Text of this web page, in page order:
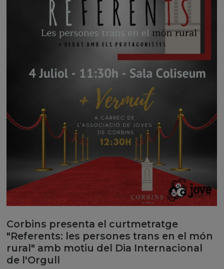
Corbins presenta el curtmetratge
"Referents: les persones trans en el món
rural" amb motiu del Dia Internacional
de l'Orgull